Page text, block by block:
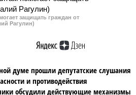
защищать граждан от
Рагулин)
думе прошли депутатские слушания
и противодействия
обсудили действующие механизмы